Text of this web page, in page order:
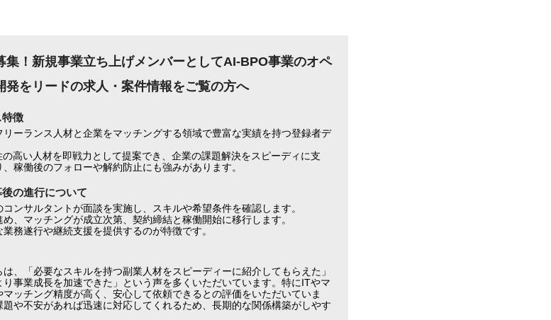
！新規事業立ち上げメンバーとしてAI-BPO事業のオペ
発をリードの求人・案件情報をご覧の方へ
徴
ーランス人材と企業をマッチングする領域で豊富な実績を持つ登録者デ
高い人材を即戦力として提案でき、企業の課題解決をスピーディに支
稼働後のフォローや解約防止にも強みがあります。
の進行について
ンサルタントが面談を実施し、スキルや希望条件を確認します。
、マッチングが成立次第、契約締結と稼働開始に移行します。
務遂行や継続支援を提供するのが特徴です。
、「必要なスキルを持つ副業人材をスピーディーに紹介してもらえた」
り事業成長を加速できた」という声を多くいただいています。特にITやマ
ッチング精度が高く、安心して依頼できるとの評価をいただいていま
や不安があれば迅速に対応してくれるため、長期的な関係構築がしやす